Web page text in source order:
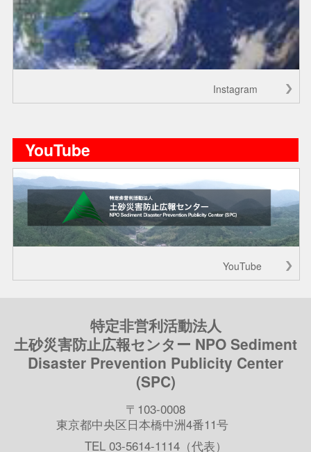
Instagram
YouTube
YouTube
特定非営利活動法人
土砂災害防止広報センター NPO Sediment
Disaster Prevention Publicity Center
(SPC)
〒103-0008
東京都中央区日本橋中洲4番11号
TEL 03-5614-1114（代表）